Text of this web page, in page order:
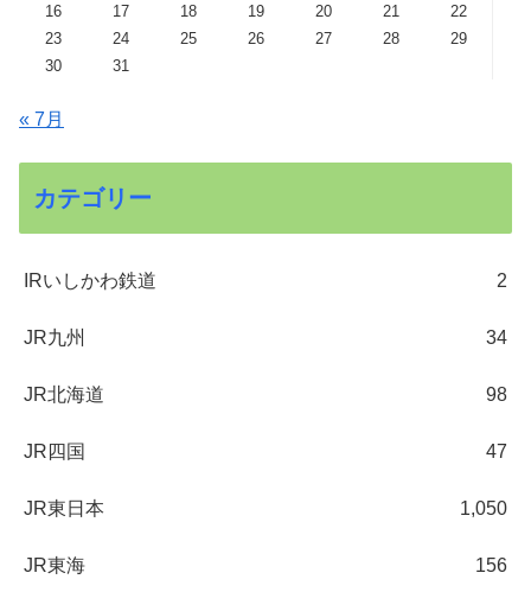
16
17 18 19 20 21
22
23
24 25 26 27 28
29
30
31
« 7月
カテゴリー
IRいしかわ鉄道 2
JR九州 34
JR北海道 98
JR四国 47
JR東日本 1,050
JR東海 156